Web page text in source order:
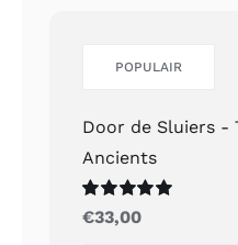
POPULAIR
Door de Sluiers -
Ancients
Gewaardeerd
uit 5
€33,00